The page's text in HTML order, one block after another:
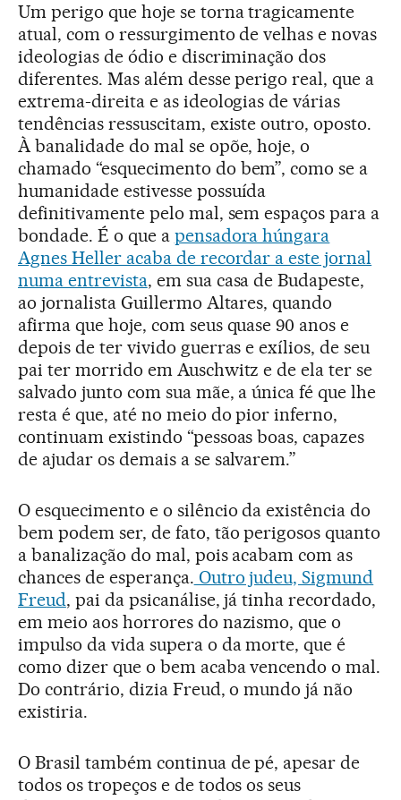
Um perigo que hoje se torna tragicamente
atual, com o ressurgimento de velhas e novas
ideologias de ódio e discriminação dos
diferentes. Mas além desse perigo real, que a
extrema-direita e as ideologias de várias
tendências ressuscitam, existe outro, oposto.
À banalidade do mal se opõe, hoje, o
chamado “esquecimento do bem”, como se a
humanidade estivesse possuída
definitivamente pelo mal, sem espaços para a
bondade. É o que a pensadora húngara
Agnes Heller acaba de recordar a este jornal
numa entrevista, em sua casa de Budapeste,
ao jornalista Guillermo Altares, quando
afirma que hoje, com seus quase 90 anos e
depois de ter vivido guerras e exílios, de seu
pai ter morrido em Auschwitz e de ela ter se
salvado junto com sua mãe, a única fé que lhe
resta é que, até no meio do pior inferno,
continuam existindo “pessoas boas, capazes
de ajudar os demais a se salvarem.”
O esquecimento e o silêncio da existência do
bem podem ser, de fato, tão perigosos quanto
a banalização do mal, pois acabam com as
chances de esperança. Outro judeu, Sigmund
Freud, pai da psicanálise, já tinha recordado,
em meio aos horrores do nazismo, que o
impulso da vida supera o da morte, que é
como dizer que o bem acaba vencendo o mal.
Do contrário, dizia Freud, o mundo já não
existiria.
O Brasil também continua de pé, apesar de
todos os tropeços e de todos os seus